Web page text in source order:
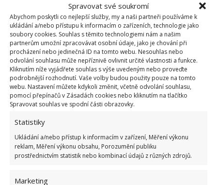
Spravovat své soukromí
Abychom poskytli co nejlepší služby, my a naši partneři používáme k
ukládání a/nebo přístupu k informacím o zařízeních, technologie jako
soubory cookies. Souhlas s těmito technologiemi nám a našim
partnerům umožní zpracovávat osobní údaje, jako je chování při
procházení nebo jedinečná ID na tomto webu. Nesouhlas nebo
odvolání souhlasu může nepříznivě ovlivnit určité vlastnosti a funkce.
Kliknutím níže vyjádřete souhlas s výše uvedeným nebo proveďte
podrobnější rozhodnutí. Vaše volby budou použity pouze na tomto
webu. Nastavení můžete kdykoli změnit, včetně odvolání souhlasu,
pomocí přepínačů v Zásadách cookies nebo kliknutím na tlačítko
Spravovat souhlas ve spodní části obrazovky.
Statistiky
Ukládání a/nebo přístup k informacím v zařízení, Měření výkonu
reklam, Měření výkonu obsahu, Porozumění publiku
prostřednictvím statistik nebo kombinací údajů z různých zdrojů.
Marketing
Pokud nemáte dostatek prostoru pro keře,
nezoufejte. Je spousta druhů okrasných květin, které
pozornost motýlů snadno upoutají. Na jaře můžete
svou zahradu ozdobit petrklíči, vřesovcem nebo
plaménky. V dalších měsících se vám pak skvěle
osvědčí přítomnost levandule, topolovky, měsíčku,
tymiánu, třapatky, sporýše klasnatého, astry a
ostálky.
Vytvořte květinovou louku
Vyčleňte si na zahradě místo, kde motýli budou
moci najít vhodný azyl pro rozmnožování. Stačí